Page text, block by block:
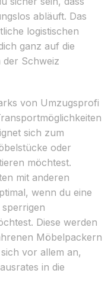
abläuft. Das
logistischen
ganz auf die
der Schweiz
von Umzugsprofi
sich zum
oder
möchtest.
mit anderen
wenn du eine
Diese werden
Möbelpackern
vor allem an,
in die